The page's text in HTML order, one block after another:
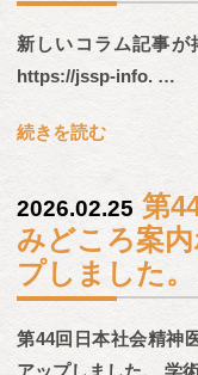
新しいコラム記事が
https://jssp-info. …
続きを読む
2026.02.25 第
みどころ案
プしました。
第44回日本社会精神
アップしました。 学